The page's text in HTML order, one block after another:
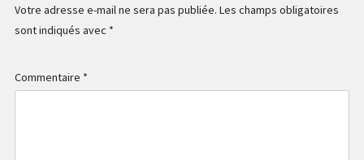
Votre adresse e-mail ne sera pas publiée. Les champs obligatoires
sont indiqués avec *
Commentaire *